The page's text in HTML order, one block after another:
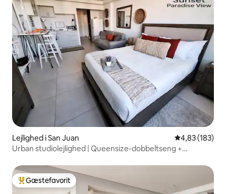
Lejlighed i San Juan 4,83 ud af 5 i
4,83 (183)
Urban studiolejlighed | Queensize-dobbeltseng +
Bedste gæstefavorit
Gæstefavorit